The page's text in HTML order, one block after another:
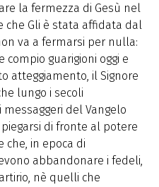
la fermezza di Gesù nel
che Gli è stata affidata dal
va a fermarsi per nulla:
compio guarigioni oggi e
atteggiamento, il Signore
lungo i secoli
del Vangelo
di fronte al potere
che, in epoca di
abbandonare i fedeli,
nè quelli che